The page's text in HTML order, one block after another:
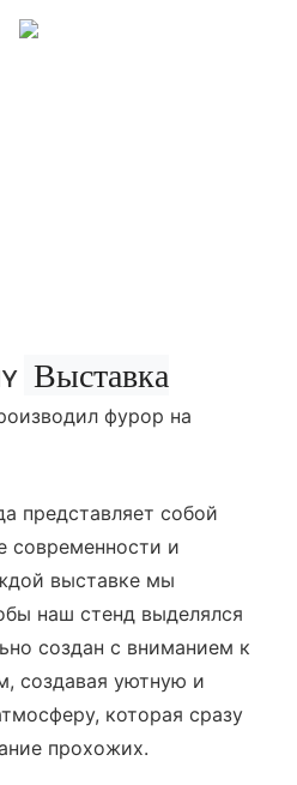
Выставка
фурор на
представляет собой
современности и
выставке мы
наш стенд выделялся
создан с вниманием к
создавая уютную и
которая сразу
прохожих.